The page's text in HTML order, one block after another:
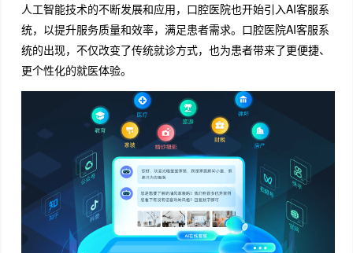
人工智能技术的不断发展和应用，口腔医院也开始引入AI客服系
统，以提升服务质量和效率，满足患者需求。口腔医院AI客服系
统的出现，不仅改变了传统就诊方式，也为患者带来了更便捷、
更个性化的就医体验。